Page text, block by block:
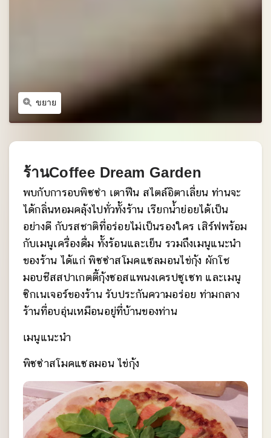
ขยาย
ร้านCoffee Dream Garden
พบกับการอบพิซซ่า เตาฟืน สไตล์อิตาเลี่ยน ท่านจะ
ได้กลิ่นหอมคลุ้งไปทั่วทั้งร้าน เรียกน้ำย่อยได้เป็น
อย่างดี กับรสชาติที่อร่อยไม่เป็นรองใคร เสิร์ฟพร้อม
กับเมนูเครื่องดื่ม ทั้งร้อนและเย็น รวมถึงเมนูแนะนำ
ของร้าน ได้แก่ พิซซ่าสโมคแซลมอนไข่กุ้ง ผักโช
มอบชีสสปาเกตตี้กุ้งซอสแพนงเครปซูเซท และเมนู
ซิกเนเจอร์ของร้าน รับประกันความอร่อย ท่ามกลาง
ร้านที่อบอุ่นเหมือนอยู่ที่บ้านของท่าน
เมนูแนะนำ
พิซซ่าสโมคแซลมอน ไข่กุ้ง